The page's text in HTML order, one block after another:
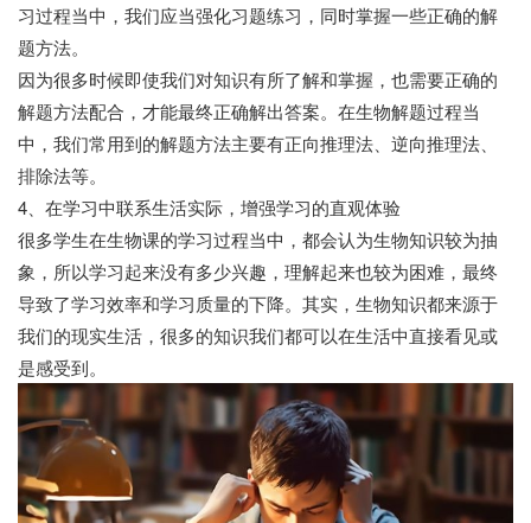
习过程当中，我们应当强化习题练习，同时掌握一些正确的解
题方法。
因为很多时候即使我们对知识有所了解和掌握，也需要正确的
解题方法配合，才能最终正确解出答案。在生物解题过程当
中，我们常用到的解题方法主要有正向推理法、逆向推理法、
排除法等。
4、在学习中联系生活实际，增强学习的直观体验
很多学生在生物课的学习过程当中，都会认为生物知识较为抽
象，所以学习起来没有多少兴趣，理解起来也较为困难，最终
导致了学习效率和学习质量的下降。其实，生物知识都来源于
我们的现实生活，很多的知识我们都可以在生活中直接看见或
是感受到。